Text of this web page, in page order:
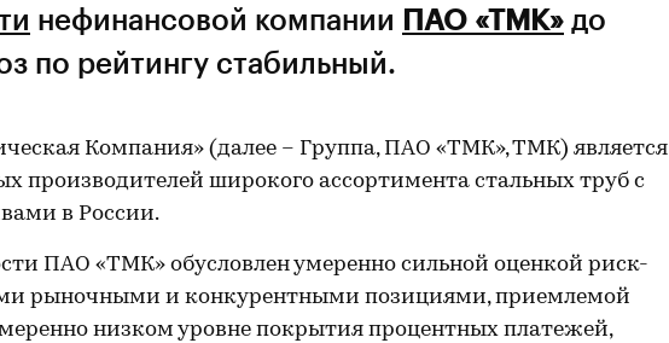
нефинансовой компании ПАО «ТМК» до
по рейтингу стабильный.
Компания» (далее – Группа, ПАО «ТМК», ТМК) является
производителей широкого ассортимента стальных труб с
в России.
ПАО «ТМК» обусловлен умеренно сильной оценкой риск-
рыночными и конкурентными позициями, приемлемой
низком уровне покрытия процентных платежей,